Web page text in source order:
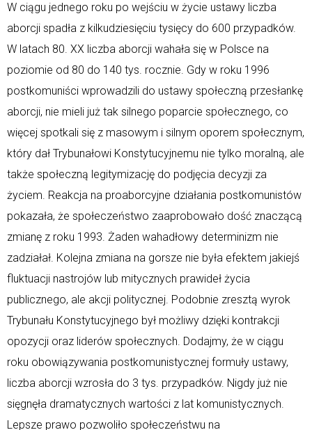
W ciągu jednego roku po wejściu w życie ustawy liczba
aborcji spadła z kilkudziesięciu tysięcy do 600 przypadków.
W latach 80. XX liczba aborcji wahała się w Polsce na
poziomie od 80 do 140 tys. rocznie. Gdy w roku 1996
postkomuniści wprowadzili do ustawy społeczną przesłankę
aborcji, nie mieli już tak silnego poparcie społecznego, co
więcej spotkali się z masowym i silnym oporem społecznym,
który dał Trybunałowi Konstytucyjnemu nie tylko moralną, ale
także społeczną legitymizację do podjęcia decyzji za
życiem. Reakcja na proaborcyjne działania postkomunistów
pokazała, że społeczeństwo zaaprobowało dość znaczącą
zmianę z roku 1993. Żaden wahadłowy determinizm nie
zadziałał. Kolejna zmiana na gorsze nie była efektem jakiejś
fluktuacji nastrojów lub mitycznych prawideł życia
publicznego, ale akcji politycznej. Podobnie zresztą wyrok
Trybunału Konstytucyjnego był możliwy dzięki kontrakcji
opozycji oraz liderów społecznych. Dodajmy, że w ciągu
roku obowiązywania postkomunistycznej formuły ustawy,
liczba aborcji wzrosła do 3 tys. przypadków. Nigdy już nie
sięgnęła dramatycznych wartości z lat komunistycznych.
Lepsze prawo pozwoliło społeczeństwu na